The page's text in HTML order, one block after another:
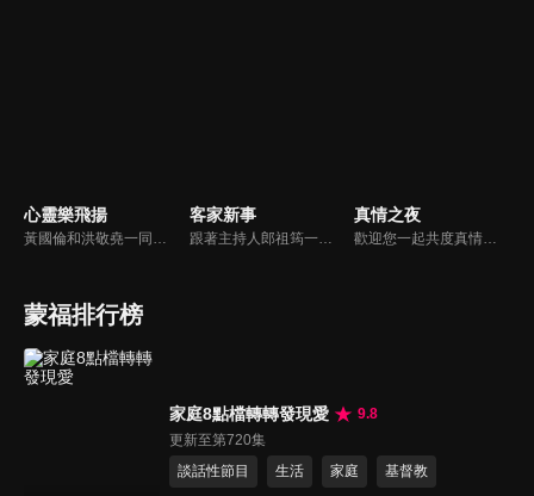
心靈樂飛揚
黃國倫和洪敬堯一同至心靈樂飛揚分享流行音樂和詩歌的不同處，兩人在節目中更分享影響他們或深具意義的歌曲，節目中演唱了我願意、每天愛你多一些、眼淚、愛是最美的事情、不住感謝不停讚美、愛常常喜樂等動人好聽的歌曲。
客家新事
跟著主持人郎祖筠一起關心客家事，體驗客家文化之美，透過見證分享一同經歷上帝的恩典。
真情之夜
歡迎您一起共度真情之夜，透過見證、詩歌讓我們一同進入在這個城市裡，許許多多的真情故事、真情人生。
蒙福排行榜
家庭8點檔轉轉發現愛
9.8
更新至第720集
談話性節目
生活 家庭 基督教